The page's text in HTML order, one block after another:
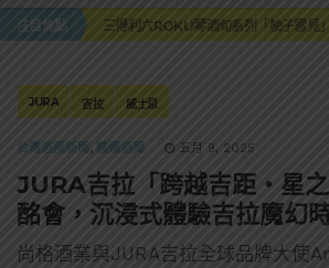
注目焦點
美國正式恢復蘇格蘭威士忌零關稅！烈
JURA 吉拉 威士忌
台灣酒圈新聞 , 精選酒聞 五月 9, 2025
JURA吉拉「跨越吉距・星
酩會，沉浸式體驗吉拉魔幻
尚格酒業與JURA吉拉全球品牌大使